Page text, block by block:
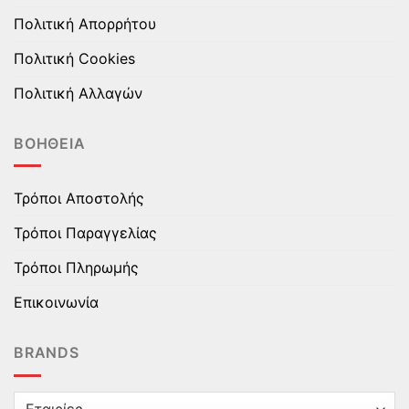
Πολιτική Απορρήτου
Πολιτική Cookies
Πολιτική Αλλαγών
ΒΟΉΘΕΙΑ
Τρόποι Αποστολής
Τρόποι Παραγγελίας
Τρόποι Πληρωμής
Επικοινωνία
BRANDS